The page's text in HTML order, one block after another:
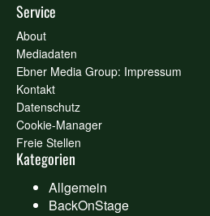
Service
About
Mediadaten
Ebner Media Group: Impressum
Kontakt
Datenschutz
Cookie-Manager
Freie Stellen
Kategorien
Allgemein
BackOnStage